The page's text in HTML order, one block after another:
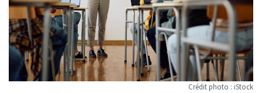
Crédit photo : iStock